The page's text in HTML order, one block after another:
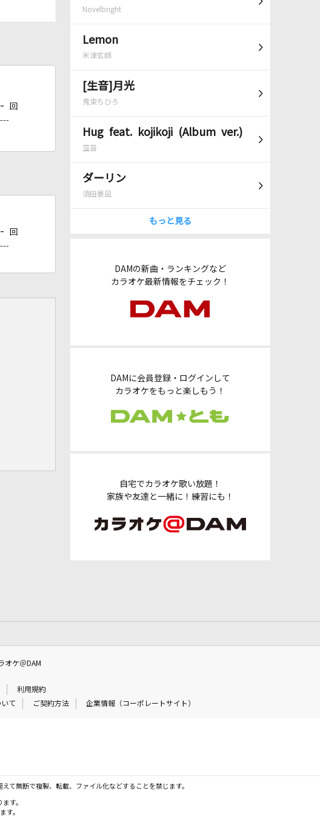
Novelbright
Lemon
米津玄師
[生音]月光
鬼束ちひろ
Hug feat. kojikoji (Album ver.)
空音
ダーリン
須田景凪
もっと見る
DAMの新曲・ランキングなど
カラオケ最新情報をチェック！
DAMに会員登録・ログインして
カラオケをもっと楽しもう！
自宅でカラオケ歌い放題！
家族や友達と一緒に！練習にも！
回
回
オケ＠DAM
利用規約
て ご契約方法 企業情報（コーポレートサイト）
て無断で複製、転載、ファイル化などすることを禁じます。
す。
す。